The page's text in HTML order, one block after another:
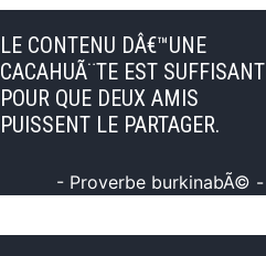
LE CONTENU DÂ€™UNE
CACAHUÃ¨TE EST SUFFISANT
POUR QUE DEUX AMIS
PUISSENT LE PARTAGER.
- Proverbe burkinabÃ© -